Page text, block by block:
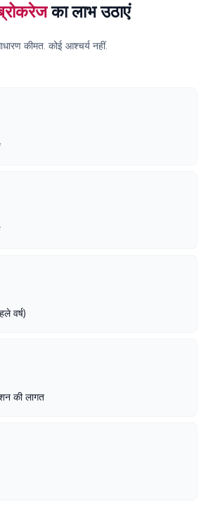
का लाभ उठाएं
कीमत. कोई आश्चर्य नहीं.
वर्ष)
की लागत